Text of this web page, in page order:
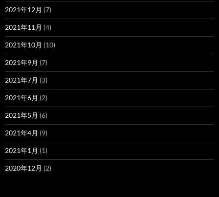
2021年12月 (7)
2021年11月 (4)
2021年10月 (10)
2021年9月 (7)
2021年7月 (3)
2021年6月 (2)
2021年5月 (6)
2021年4月 (9)
2021年1月 (1)
2020年12月 (2)